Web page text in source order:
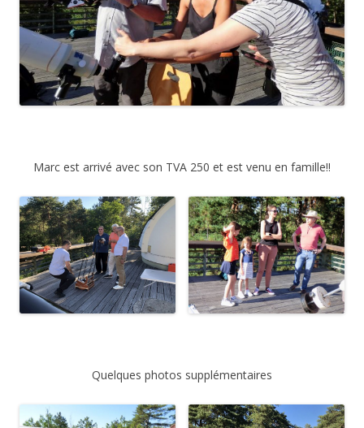
Marc est arrivé avec son TVA 250 et est venu en famille!!
Quelques photos supplémentaires